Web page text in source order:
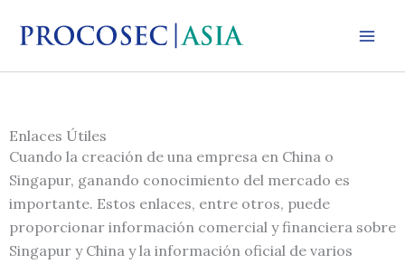
Enlaces Útiles
Cuando la creación de una empresa en China o
Singapur, ganando conocimiento del mercado es
importante. Estos enlaces, entre otros, puede
proporcionar información comercial y financiera sobre
Singapur y China y la información oficial de varios